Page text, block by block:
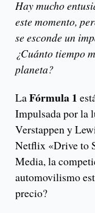
Hay mucho
este momento,
se esconde un
¿Cuánto tiempo
planeta?
LaFórmula 1
Impulsada por la
Verstappen y
Netflix «Drive to
Media, la
automovilismo
precio?